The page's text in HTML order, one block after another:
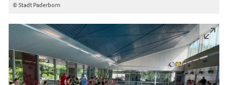
© Stadt Paderborn